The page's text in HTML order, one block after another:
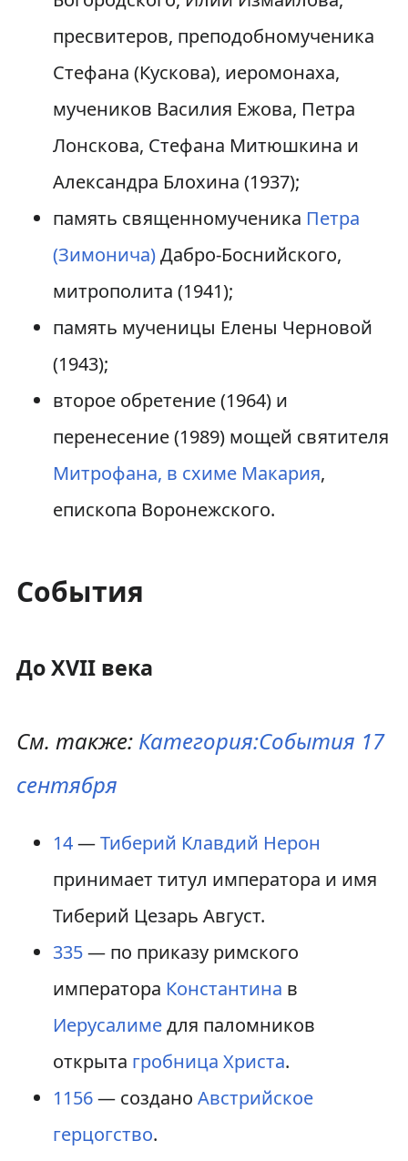
пресвитеров, преподобномученика
Стефана (Кускова), иеромонаха,
мучеников Василия Ежова, Петра
Лонскова, Стефана Митюшкина и
Александра Блохина (1937);
память священномученика Петра
(Зимонича)Дабро-Боснийского,
митрополита (1941);
память мученицы Елены Черновой
(1943);
второе обретение (1964) и
перенесение (1989) мощей святителя
Митрофана, в схиме Макария,
епископа Воронежского.
События
До XVII века
См. также: Категория:События 17
сентября
14—Тиберий Клавдий Нерон
принимает титул императора и имя
Тиберий Цезарь Август.
335— по приказу римского
императора Константина в
Иерусалимедля паломников
открыта гробница Христа.
1156— создано Австрийское
герцогство.